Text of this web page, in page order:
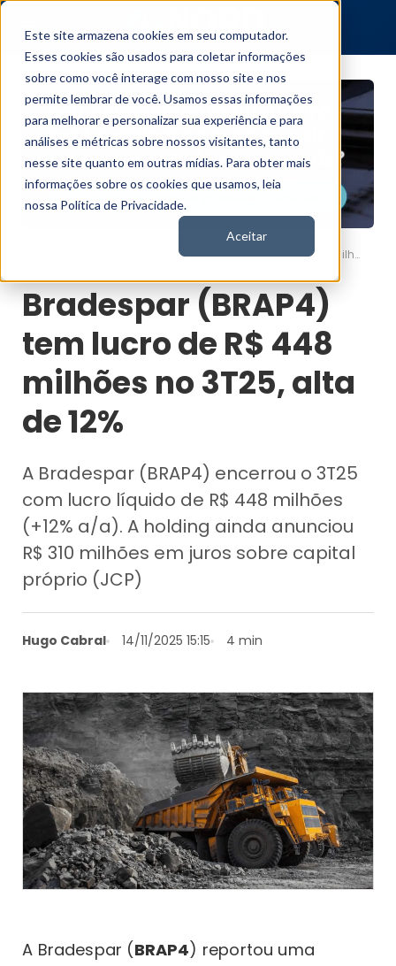
Este site armazena cookies em seu computador.
Esses cookies são usados para coletar informações
sobre como você interage com nosso site e nos
permite lembrar de você. Usamos essas informações
para melhorar e personalizar sua experiência e para
análises e métricas sobre nossos visitantes, tanto
nesse site quanto em outras mídias. Para obter mais
informações sobre os cookies que usamos, leia
nossa Política de Privacidade.
Aceitar
Bradespar (BRAP4) tem lucro de R$ 448 milhões no 3T25, alta de 12%
Bradespar (BRAP4)
tem lucro de R$ 448
milhões no 3T25, alta
de 12%
A Bradespar (BRAP4) encerrou o 3T25
com lucro líquido de R$ 448 milhões
(+12% a/a). A holding ainda anunciou
R$ 310 milhões em juros sobre capital
próprio (JCP)
Hugo Cabral 14/11/2025 15:15 4 min
A Bradespar (BRAP4) reportou uma